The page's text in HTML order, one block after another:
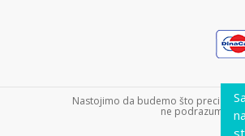
Nastojimo da budemo što precizniji
ne podrazumeva